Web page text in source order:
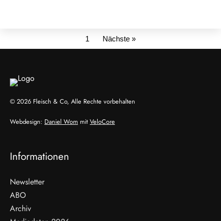
1 Nächste »
© 2026 Fleisch & Co, Alle Rechte vorbehalten
Webdesign: Daniel Wom mit VeloCore
Informationen
Newsletter
ABO
Archiv